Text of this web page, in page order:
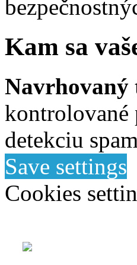
Kam sa
Navrhovaný
kontrolované
detekciu
Save settings
Cookies